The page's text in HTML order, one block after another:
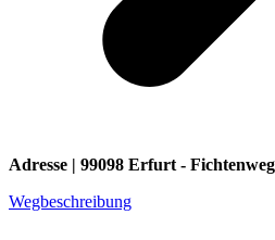
Adresse | 99098 Erfurt -
Wegbeschreibung